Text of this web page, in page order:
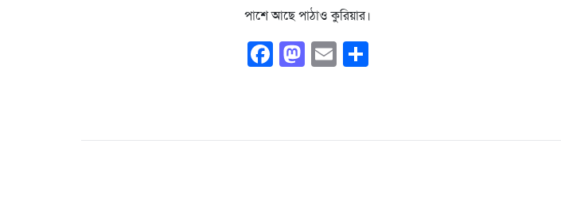
পাশে আছে পাঠাও কুরিয়ার।
Facebook
Mastodon
Email